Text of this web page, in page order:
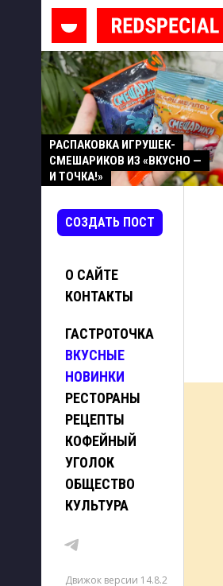
РАСПАКОВКА ИГРУШЕК-
СМЕШАРИКОВ ИЗ «ВКУСНО —
И ТОЧКА!»
СОЗДАТЬ ПОСТ
О САЙТЕ
КОНТАКТЫ
ГАСТРОТОЧКА
ВКУСНЫЕ
НОВИНКИ
РЕСТОРАНЫ
РЕЦЕПТЫ
КОФЕЙНЫЙ
УГОЛОК
ОБЩЕСТВО
КУЛЬТУРА
Движок версии 14.8.2